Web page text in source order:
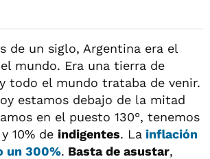
de un siglo, Argentina era el
mundo. Era una tierra de
todo el mundo trataba de venir.
estamos debajo de la mitad
en el puesto 130°, tenemos
y 10% de indigentes. La inflación
un 300%. Basta de asustar,